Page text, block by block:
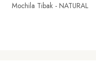
Mochila Tibak - NATURAL